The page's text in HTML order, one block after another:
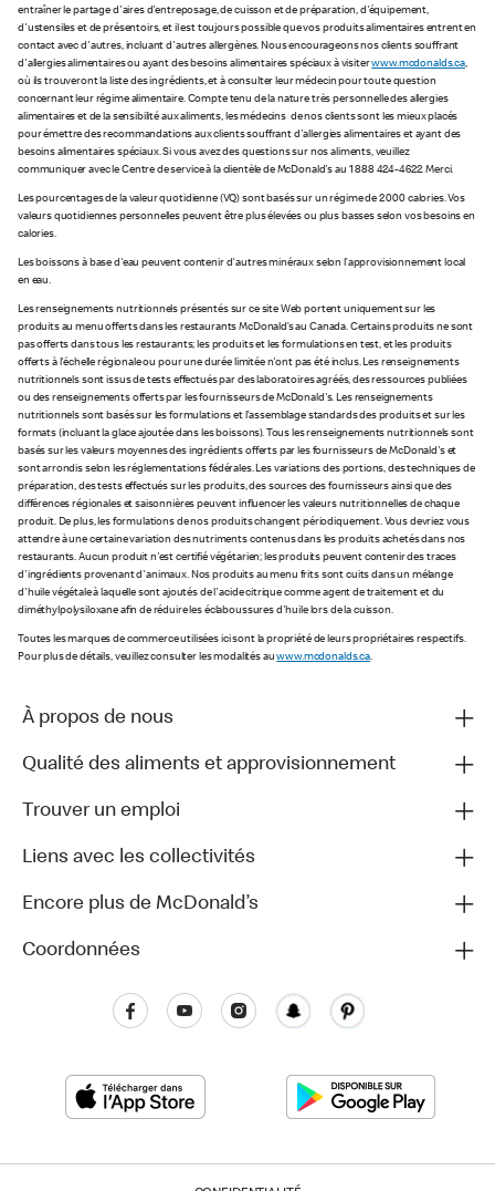
entraîner le partage d'aires d'entreposage, de cuisson et de préparation, d'équipement,
d'ustensiles et de présentoirs, et il est toujours possible que vos produits alimentaires entrent en
contact avec d'autres, incluant d'autres allergènes. Nous encourageons nos clients souffrant
d'allergies alimentaires ou ayant des besoins alimentaires spéciaux à visiterwww.mcdonalds.ca,
où ils trouveront la liste des ingrédients, et à consulter leur médecin pour toute question
concernant leur régime alimentaire. Compte tenu de la nature très personnelle des allergies
alimentaires et de la sensibilité aux aliments, les médecins de nos clients sont les mieux placés
pour émettre des recommandations aux clients souffrant d'allergies alimentaires et ayant des
besoins alimentaires spéciaux. Si vous avez des questions sur nos aliments, veuillez
communiquer avec le Centre de service à la clientèle de McDonald's au 1 888 424-4622. Merci.
Les pourcentages de la valeur quotidienne (VQ) sont basés sur un régime de 2 000 calories. Vos
valeurs quotidiennes personnelles peuvent être plus élevées ou plus basses selon vos besoins en
calories.
Les boissons à base d'eau peuvent contenir d'autres minéraux selon l’approvisionnement local
en eau.
Les renseignements nutritionnels présentés sur ce site Web portent uniquement sur les
produits au menu offerts dans les restaurants McDonald’s au Canada. Certains produits ne sont
pas offerts dans tous les restaurants; les produits et les formulations en test, et les produits
offerts à l'échelle régionale ou pour une durée limitée n'ont pas été inclus. Les renseignements
nutritionnels sont issus de tests effectués par des laboratoires agréés, des ressources publiées
ou des renseignements offerts par les fournisseurs de McDonald's. Les renseignements
nutritionnels sont basés sur les formulations et l’assemblage standards des produits et sur les
formats (incluant la glace ajoutée dans les boissons). Tous les renseignements nutritionnels sont
basés sur les valeurs moyennes des ingrédients offerts par les fournisseurs de McDonald's et
sont arrondis selon les réglementations fédérales. Les variations des portions, des techniques de
préparation, des tests effectués sur les produits, des sources des fournisseurs ainsi que des
différences régionales et saisonnières peuvent influencer les valeurs nutritionnelles de chaque
produit. De plus, les formulations de nos produits changent périodiquement. Vous devriez vous
attendre à une certaine variation des nutriments contenus dans les produits achetés dans nos
restaurants. Aucun produit n'est certifié végétarien; les produits peuvent contenir des traces
d'ingrédients provenant d'animaux. Nos produits au menu frits sont cuits dans un mélange
d'huile végétale à laquelle sont ajoutés de l'acide citrique comme agent de traitement et du
diméthylpolysiloxane afin de réduire les éclaboussures d'huile lors de la cuisson.
Toutes les marques de commerce utilisées ici sont la propriété de leurs propriétaires respectifs.
Pour plus de détails, veuillez consulter les modalités auwww.mcdonalds.ca.
À propos de nous
Qualité des aliments et approvisionnement
Trouver un emploi
Liens avec les collectivités
Encore plus de McDonald’s
Coordonnées